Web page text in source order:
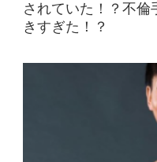
されていた！？不倫
きすぎた！？